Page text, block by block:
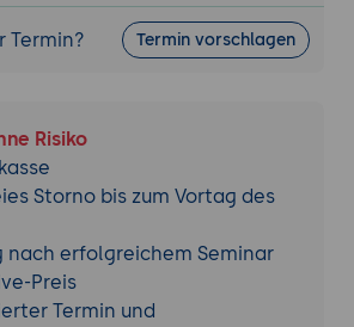
ELK Stack.
Übung: Konfiguration eines
eines SIEM-Systems zur
von
und Datenverschlüsselung
der Kryptographie:
und asymmetrische
Termin? Termin vorschlagen
Risiko
Storno bis zum Vortag des
nach erfolgreichem Seminar
Preis
Termin und